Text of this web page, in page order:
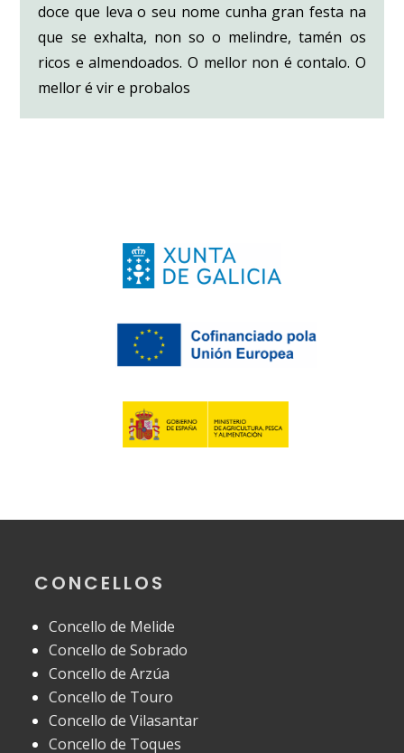
doce que leva o seu nome cunha gran festa na
que se exhalta, non so o melindre, tamén os
ricos e almendoados. O mellor non é contalo. O
mellor é vir e probalos
CONCELLOS
Concello de Melide
Concello de Sobrado
Concello de Arzúa
Concello de Touro
Concello de Vilasantar
Concello de Toques